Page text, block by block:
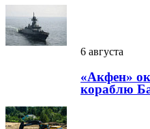
6 августа
«Акфен»
кораблю